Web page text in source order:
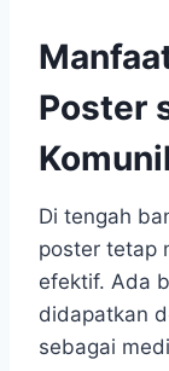
Poster
Di tengah
poster tetap
efektif. Ada
didapatkan
sebagai